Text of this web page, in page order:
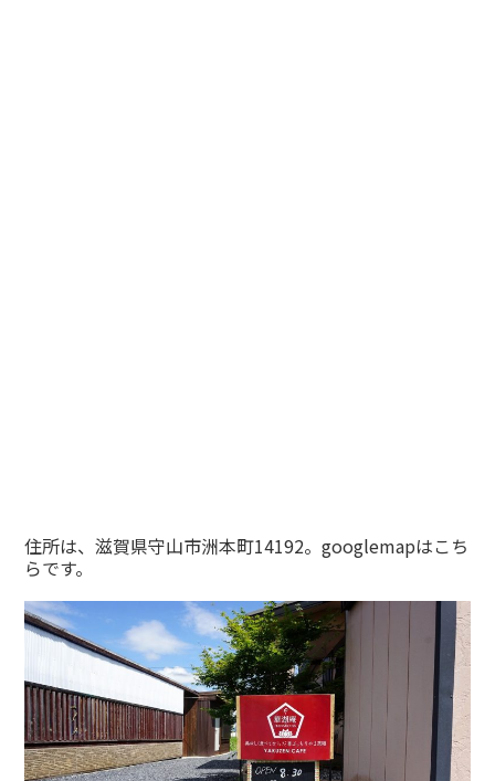
住所は、滋賀県守山市洲本町14192。googlemapはこち
らです。